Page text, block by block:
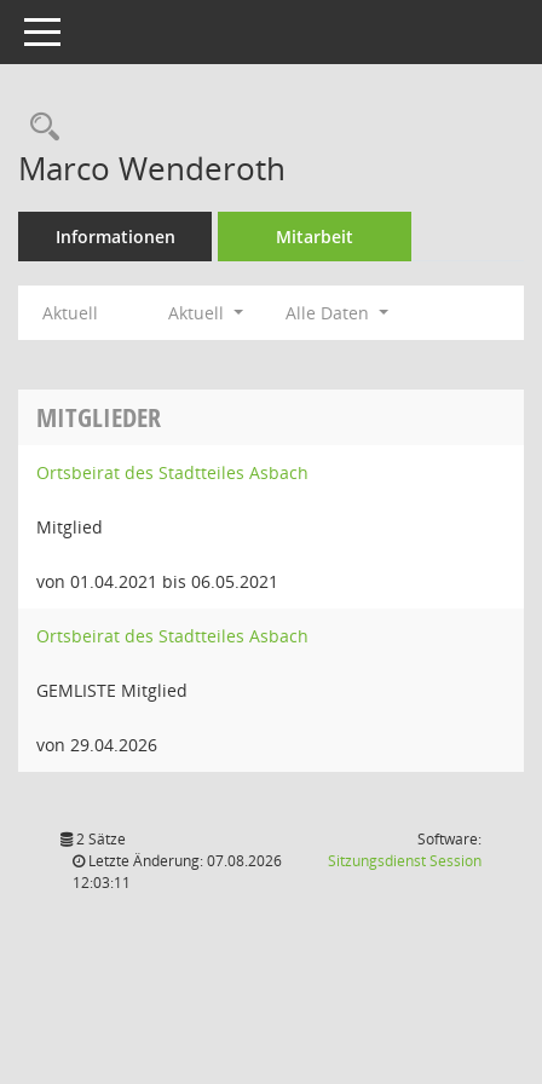
Toggle navigation
Rechercheauswahl
Marco Wenderoth
Informationen Mitarbeit
Aktuell Aktuell Alle Daten
MITGLIEDER
Ortsbeirat des Stadtteiles Asbach
Mitglied
von 01.04.2021 bis 06.05.2021
Ortsbeirat des Stadtteiles Asbach
GEMLISTE Mitglied
von 29.04.2026
2 Sätze
Letzte Änderung: 07.08.2026
12:03:11
Software:
SitzungsdienstSession(Wird in